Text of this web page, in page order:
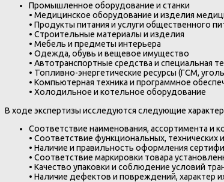
Промышленное оборудование и станки
• Медицинское оборудование и изделия
• Продукты питания и услуги общественного
• Строительные материалы и изделия
• Мебель и предметы интерьера
• Одежда, обувь и вещевое имущество
• Автотранспортные средства и специальная
• Топливно-энергетические ресурсы (ГСМ,
• Компьютерная техника и программное
• Холодильное и котельное оборудование
В ходе экспертизы исследуются следующие
Соответствие наименования, ассортимента и
• Соответствие функциональных, технических
• Наличие и правильность оформления
• Соответствие маркировки товара
• Качество упаковки и соблюдение условий
• Наличие дефектов и повреждений, характер